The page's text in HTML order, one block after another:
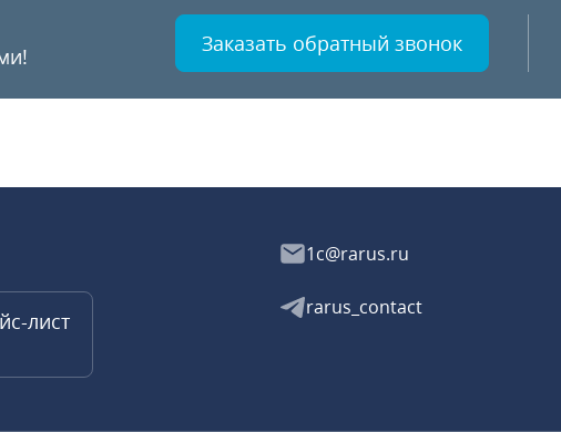
Заказать обратный звонок
лист
1c@rarus.ru
rarus_contact